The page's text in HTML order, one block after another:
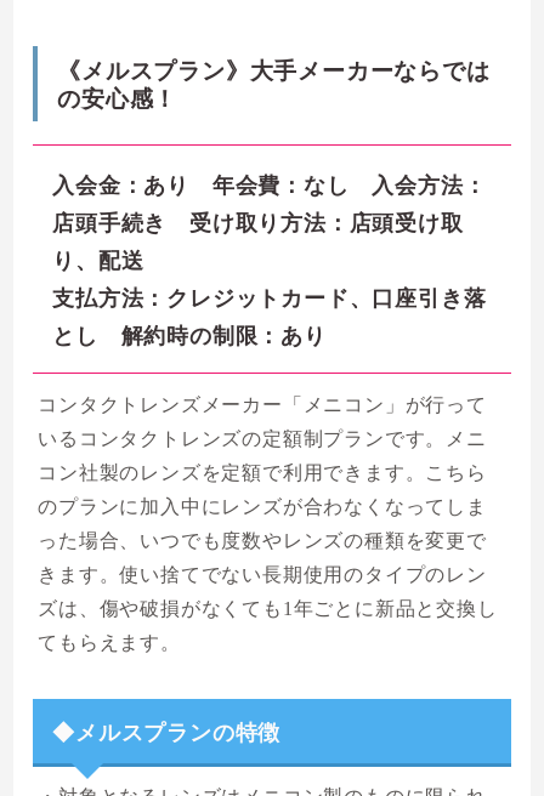
《メルスプラン》大手メーカーならでは
の安心感！
入会金：あり 年会費：なし 入会方法：
店頭手続き 受け取り方法：店頭受け取
り、配送
支払方法：クレジットカード、口座引き落
とし 解約時の制限：あり
コンタクトレンズメーカー「メニコン」が行って
いるコンタクトレンズの定額制プランです。メニ
コン社製のレンズを定額で利用できます。こちら
のプランに加入中にレンズが合わなくなってしま
った場合、いつでも度数やレンズの種類を変更で
きます。使い捨てでない長期使用のタイプのレン
ズは、傷や破損がなくても1年ごとに新品と交換し
てもらえます。
◆メルスプランの特徴